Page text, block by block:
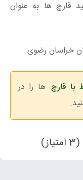
قارچ ها به عنوان
خراسان رضوی
با قارچ ها را در